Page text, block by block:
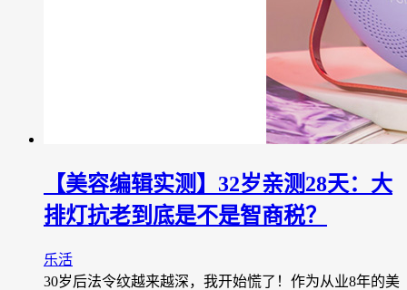
【美容编辑实测】32岁亲测28天：大
排灯抗老到底是不是智商税？
乐活
30岁后法令纹越来越深，我开始慌了！作为从业8年的美